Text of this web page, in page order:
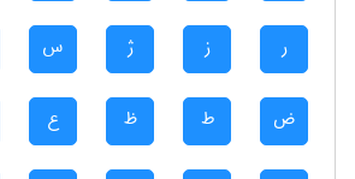
ر ز ژ س
ض ط ظ ع